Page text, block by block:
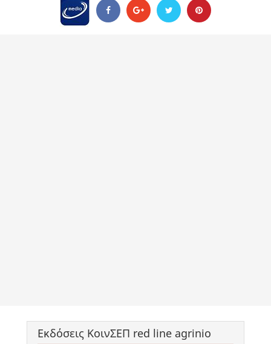
Εκδόσεις ΚοινΣΕΠ red line agrinio